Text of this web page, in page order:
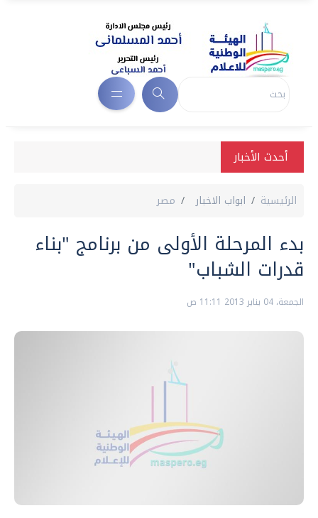
أحدث الأخبار
الرئيسية ابواب الاخبار مصر
بدء المرحلة الأولى من برنامج "بناء
قدرات الشباب"
الجمعة، 04 يناير 2013 11:11 ص